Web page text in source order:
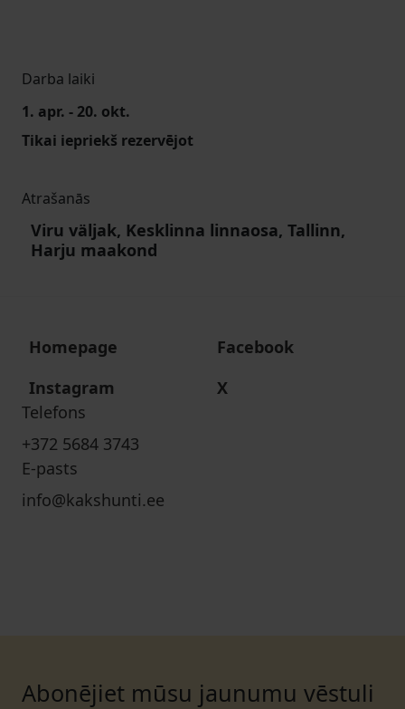
Darba laiki
1. apr. - 20. okt.
Tikai iepriekš rezervējot
Atrašanās
Viru väljak, Kesklinna linnaosa, Tallinn,
Harju maakond
Homepage
Facebook
Instagram
X
Telefons
+372 5684 3743
E-pasts
info@kakshunti.ee
Abonējiet mūsu jaunumu vēstuli